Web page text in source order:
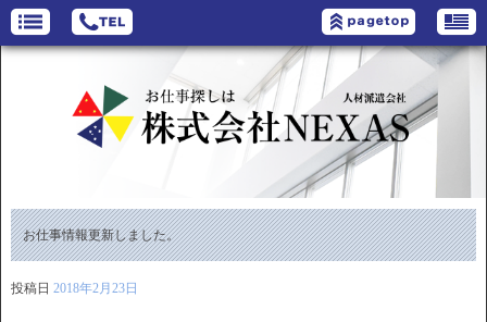
お仕事情報更新しました。
投稿日 2018年2月23日